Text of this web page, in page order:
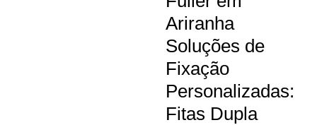
Ariranha
Soluções de
Fixação
Personalizadas:
Fitas Dupla